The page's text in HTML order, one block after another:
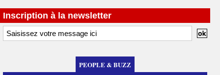
Inscription à la newsletter
PEOPLE & BUZZ